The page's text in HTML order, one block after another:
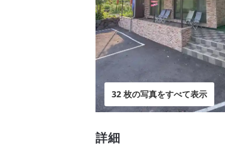
32 枚の写真をすべて表示
詳細